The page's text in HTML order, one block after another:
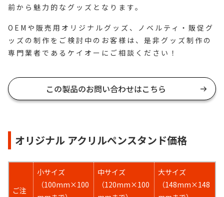
前から魅力的なグッズとなります。
OEMや販売用オリジナルグッズ、ノベルティ・販促グ
ッズの制作をご検討中のお客様は、是非グッズ制作の
専門業者であるケイオーにご相談ください！
この製品のお問い合わせはこちら
オリジナル アクリルペンスタンド価格
ご注
小サイズ
（100mm×100
中サイズ
（120mm×100
大サイズ
（148mm×148